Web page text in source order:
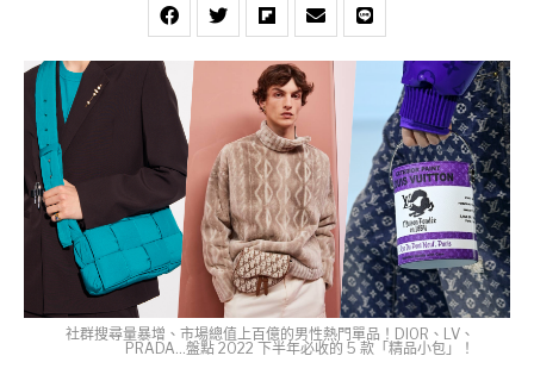
社群搜尋量暴增、市場總值上百億的男性熱門單品！DIOR、LV、
PRADA...盤點 2022 下半年必收的 5 款「精品小包」！